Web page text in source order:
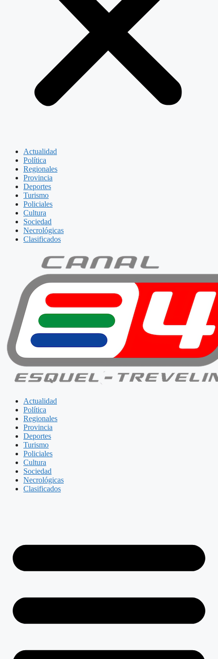
Actualidad
Política
Regionales
Provincia
Deportes
Turismo
Policiales
Cultura
Sociedad
Necrológicas
Clasificados
Actualidad
Política
Regionales
Provincia
Deportes
Turismo
Policiales
Cultura
Sociedad
Necrológicas
Clasificados